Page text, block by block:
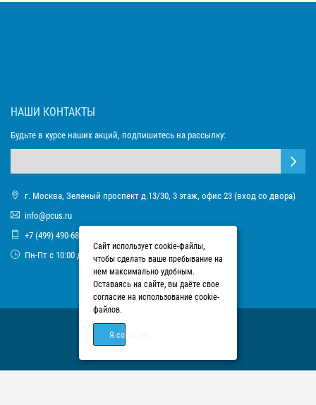
НАШИ КОНТАКТЫ
Будьте в курсе наших акций, подпишитесь на рассылку:
г. Москва, Зеленый проспект д.13/30, 3 этаж, офис 23 (вход со двора)
info@pcus.ru
+7 (499) 490-68-93
Пн-Пт с 10:00 до 17:00
Сайт использует cookie-файлы,
чтобы сделать ваше пребывание на
нем максимально удобным.
Оставаясь на сайте, вы даёте свое
согласие на использование cookie-
файлов.
Я согласен